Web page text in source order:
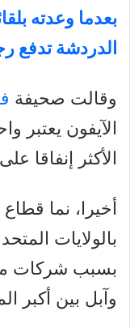
بعدما وعدته
الدردشة تدفع
وقالت صحيفة
الآيفون يعتبر
الأكثر إنفاقا
أخيرا، نما
بسبب شركات
وآبل بين أكبر